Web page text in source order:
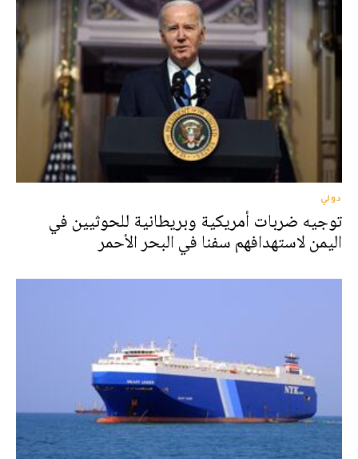
دولي
توجيه ضربات أمريكية وبريطانية للحوثيين في
اليمن لاستهدافهم سفنا في البحر الأحمر